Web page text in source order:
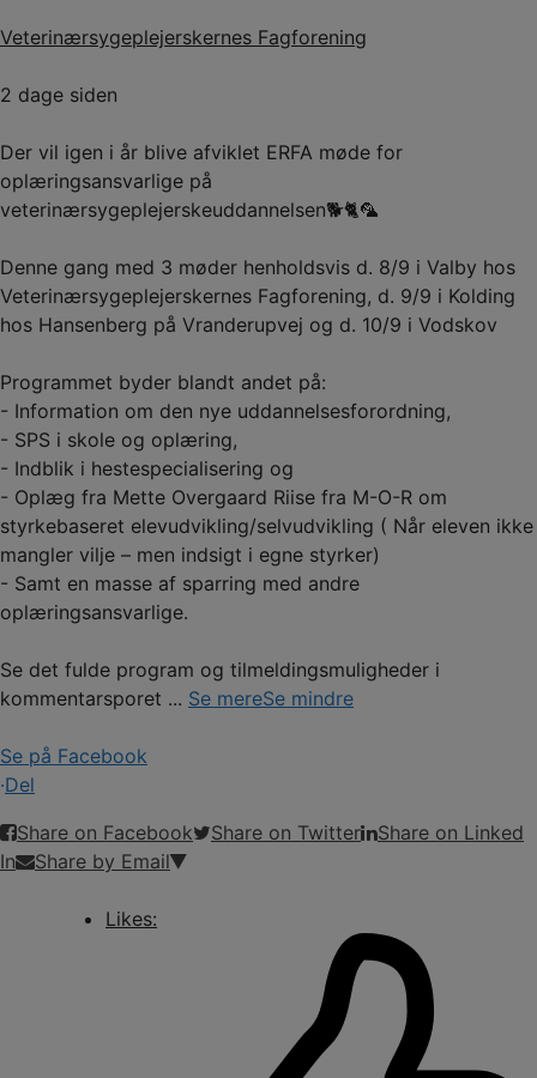
Veterinærsygeplejerskernes Fagforening
2 dage siden
Der vil igen i år blive afviklet ERFA møde for
oplæringsansvarlige på
veterinærsygeplejerskeuddannelsen🐕🐈🦜
Denne gang med 3 møder henholdsvis d. 8/9 i Valby hos
Veterinærsygeplejerskernes Fagforening, d. 9/9 i Kolding
hos Hansenberg på Vranderupvej og d. 10/9 i Vodskov
Programmet byder blandt andet på:
- Information om den nye uddannelsesforordning,
- SPS i skole og oplæring,
- Indblik i hestespecialisering og
- Oplæg fra Mette Overgaard Riise fra M-O-R om
styrkebaseret elevudvikling/selvudvikling ( Når eleven ikke
mangler vilje – men indsigt i egne styrker)
- Samt en masse af sparring med andre
oplæringsansvarlige.
Se det fulde program og tilmeldingsmuligheder i
kommentarsporet ... Se mereSe mindre
Se på Facebook
·Del
Share on Facebook
Share on Twitter
Share on Linked
In
Share by Email
Likes: